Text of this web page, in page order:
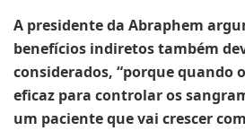
A presidente da Abraphem
benefícios indiretos também
considerados, “porque quando
eficaz para controlar os
um paciente que vai crescer